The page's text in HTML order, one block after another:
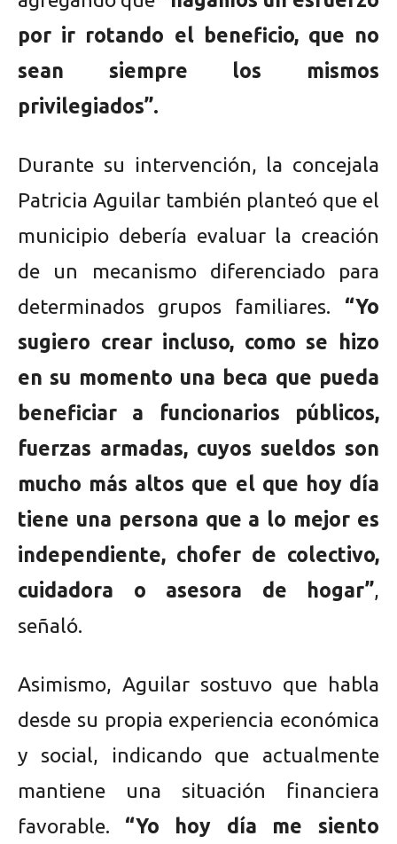
por ir rotando el beneficio, que no
sean siempre los mismos
privilegiados”.
Durante su intervención, la concejala
Patricia Aguilar también planteó que el
municipio debería evaluar la creación
de un mecanismo diferenciado para
determinados grupos familiares. “Yo
sugiero crear incluso, como se hizo
en su momento una beca que pueda
beneficiar a funcionarios públicos,
fuerzas armadas, cuyos sueldos son
mucho más altos que el que hoy día
tiene una persona que a lo mejor es
independiente, chofer de colectivo,
cuidadora o asesora de hogar”,
señaló.
Asimismo, Aguilar sostuvo que habla
desde su propia experiencia económica
y social, indicando que actualmente
mantiene una situación financiera
favorable. “Yo hoy día me siento